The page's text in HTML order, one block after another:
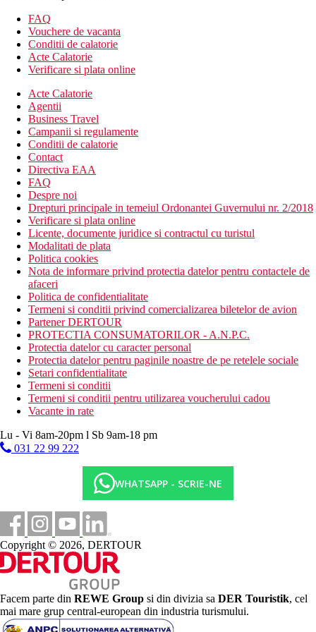
restaurant si bar
piscina exterioara (cu aer conditionat/incalzire disponibila)
piscina pentru copii
bar langa piscina si umbrele si sezlonguri gratuite
Descrierea plajei
Plaja cu nisip Playa del Inglés, lunga de 7 km
Sezlonguri si umbrele de soare sunt disponibile contra cost
Activitati sportive gratuite
plaja
Activitati sportive contra cost
biliard
Masa
Mic dejun, pranz si cina tip bufet
Mic dejun tarziu (10:30-11:30)
Gustare usoara (11:30-12:30)
Cafea, ceai si desert (16:00-17:00)
Bauturi racoritoare si alcoolice (10:30-23:00), reducere la
bauturi intre orele 23:00 si miezul noptii
Categoria oficiala
4 stele
Distanţe
1,5 km
Centrul orasului
25 km
Distanta de cel mai apropiat aeroport
Distanta pana la plaja
Plaja
Sezlonguri pe plaja contra cost
Umbrele pe plaja contra cost
Vacanta la plaja
Piscine
FAQ
Vouchere de vacanta
Conditii de calatorie
Acte Calatorie
Verificare si plata online
Acte Calatorie
Agentii
Business Travel
Campanii si regulamente
Conditii de calatorie
Contact
Directiva EAA
FAQ
Despre noi
Drepturi principale in temeiul Ordonantei Guvernului nr. 2/2018
Verificare si plata online
Licente, documente juridice si contractul cu turistul
Modalitati de plata
Politica cookies
Nota de informare privind protectia datelor pentru contactele de
afaceri
Politica de confidentialitate
Termeni si conditii privind comercializarea biletelor de avion
Partener DERTOUR
PROTECTIA CONSUMATORILOR - A.N.P.C.
Protectia datelor cu caracter personal
Protectia datelor pentru paginile noastre de pe retelele sociale
Setari confidentialitate
Termeni si conditii
Termeni si conditii pentru utilizarea voucherului cadou
Vacante in rate
Lu - Vi 8am-20pm l Sb 9am-18 pm
031 22 99 222
WHATSAPP - SCRIE-NE
Copyright © 2026, DERTOUR
Facem parte din REWE Group si din divizia sa DER Touristik, cel
mai mare grup central-european din industria turismului.